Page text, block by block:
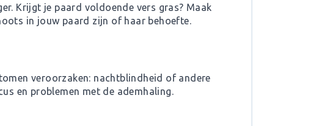
Krijgt je paard voldoende vers gras? Maak
in jouw paard zijn of haar behoefte.
veroorzaken: nachtblindheid of andere
en problemen met de ademhaling.